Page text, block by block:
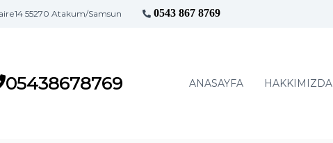
55270 Atakum/Samsun 0543 867 8769
05438678769 ANASAYFA HAKKIMIZDA